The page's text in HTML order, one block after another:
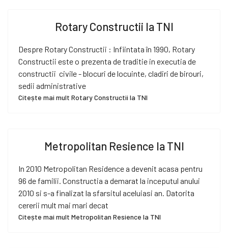
Rotary Constructii la TNI
Despre Rotary Constructii : Infiintata în 1990, Rotary
Constructii este o prezenta de traditie in executia de
constructii civile - blocuri de locuinte, cladiri de birouri,
sedii administrative
Citește mai mult Rotary Constructii la TNI
Metropolitan Resience la TNI
In 2010 Metropolitan Residence a devenit acasa pentru
96 de familii. Constructia a demarat la inceputul anului
2010 si s-a finalizat la sfarsitul aceluiasi an. Datorita
cererii mult mai mari decat
Citește mai mult Metropolitan Resience la TNI